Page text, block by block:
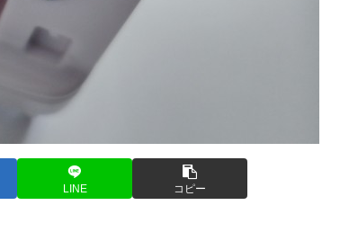
LINE コピー